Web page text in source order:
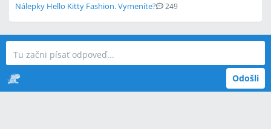
Nálepky Hello Kitty Fashion. Vymeníte? 249
Odošli